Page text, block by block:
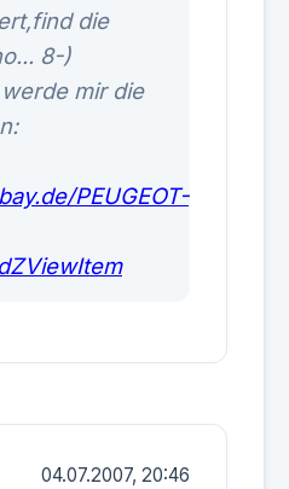
die
8-)
mir die
PEUGEOT-
04.07.2007, 20:46